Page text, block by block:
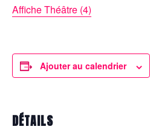
Affiche Théâtre (4)
Ajouter au calendrier
DÉTAILS